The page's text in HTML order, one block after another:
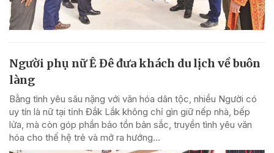
Người phụ nữ Ê Đê đưa khách du lịch về buôn
làng
Bằng tình yêu sâu nặng với văn hóa dân tộc, nhiều Người có
uy tín là nữ tại tỉnh Đắk Lắk không chỉ gìn giữ nếp nhà, bếp
lửa, mà còn góp phần bảo tồn bản sắc, truyền tình yêu văn
hóa cho thế hệ trẻ và mở ra hướng...